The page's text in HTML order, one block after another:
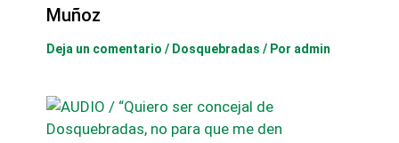
Muñoz
Deja un comentario / Dosquebradas / Por admin